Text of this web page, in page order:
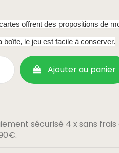
offrent des propositions de
boîte, le jeu est facile à conserver.
Ajouter au panier